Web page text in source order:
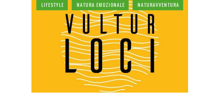
LIFESTYLE NATURA EMOZIONALE NATURAVVENTURA